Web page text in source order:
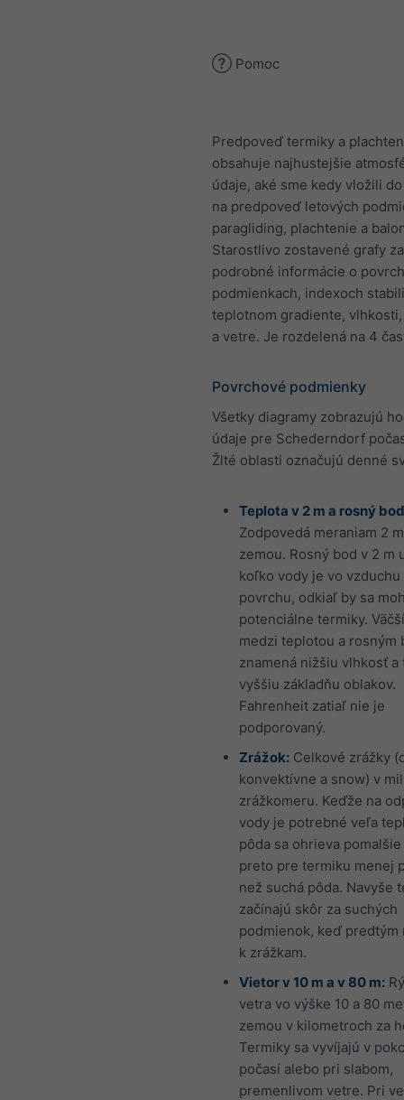
Pomoc
Predpoveď termiky a
obsahuje najhustejšie
údaje, aké sme kedy vložili
na predpoveď letových
paragliding, plachtenie a
Starostlivo zostavené grafy
podrobné informácie o
podmienkach, indexoch
teplotnom gradiente,
a vetre. Je rozdelená na 4
Povrchové podmienky
Všetky diagramy zobrazujú
údaje pre Schederndorf
Žlté oblasti označujú denné
Teplota v 2 m a rosný
Zodpovedá meraniam 2
zemou. Rosný bod v 2 m
koľko vody je vo
povrchu, odkiaľ by sa
potenciálne termiky.
medzi teplotou a rosným
znamená nižšiu vlhkosť a
vyššiu základňu oblakov.
Fahrenheit zatiaľ nie je
podporovaný.
Zrážok: Celkové zrážky
konvektívne a snow) v
zrážkomeru. Keďže na
vody je potrebné veľa
pôda sa ohrieva pomalšie
preto pre termiku menej
než suchá pôda. Navyše
začínajú skôr za suchých
podmienok, keď predtým
k zrážkam.
Vietor v 10 m a v 80 m:
vetra vo výške 10 a 80
zemou v kilometroch za
Termiky sa vyvíjajú v
počasí alebo pri slabom,
premenlivom vetre. Pri